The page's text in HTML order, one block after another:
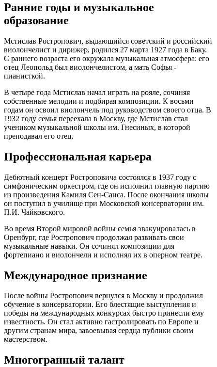
Ранние годы и музыкальное
образование
Мстислав Ростропович, выдающийся советский и российский
виолончелист и дирижер, родился 27 марта 1927 года в Баку.
С раннего возраста его окружала музыкальная атмосфера: его
отец Леопольд был виолончелистом, а мать Софья -
пианисткой.
В четыре года Мстислав начал играть на рояле, сочиняя
собственные мелодии и подбирая композиции. К восьми
годам он освоил виолончель под руководством своего отца. В
1932 году семья переехала в Москву, где Мстислав стал
учеником музыкальной школы им. Гнесиных, в которой
преподавал его отец.
Профессиональная карьера
Дебютный концерт Ростроповича состоялся в 1937 году с
симфоническим оркестром, где он исполнил главную партию
из произведения Камиля Сен-Санса. После окончания школы
он поступил в училище при Московской консерватории им.
П.И. Чайковского.
Во время Второй мировой войны семья эвакуировалась в
Оренбург, где Ростропович продолжал развивать свои
музыкальные навыки. Он сочинял композиции для
фортепиано и виолончели и исполнял их в оперном театре.
Международное признание
После войны Ростропович вернулся в Москву и продолжил
обучение в консерватории. Его блестящие выступления и
победы на международных конкурсах быстро принесли ему
известность. Он стал активно гастролировать по Европе и
другим странам мира, завоевывая сердца публики своим
мастерством.
Многогранный талант